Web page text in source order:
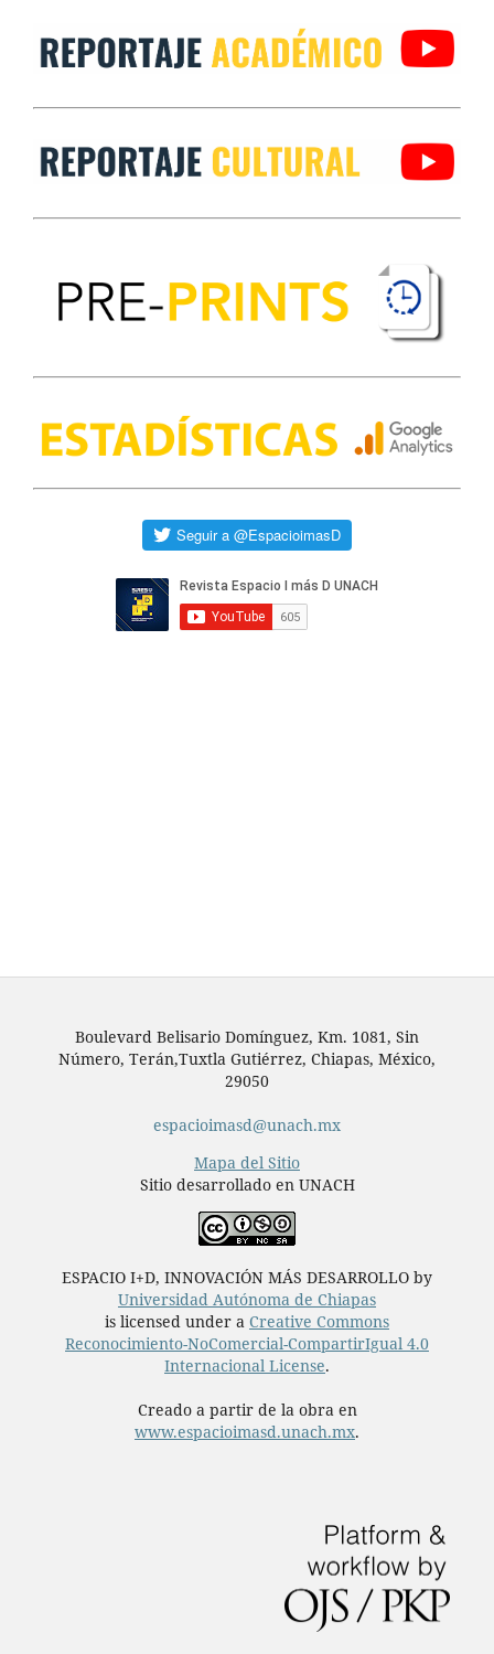
Boulevard Belisario Domínguez, Km. 1081, Sin
Número, Terán,Tuxtla Gutiérrez, Chiapas, México,
29050
espacioimasd@unach.mx
Mapa del Sitio
Sitio desarrollado en UNACH
ESPACIO I+D, INNOVACIÓN MÁS DESARROLLO by
Universidad Autónoma de Chiapas
is licensed under a Creative Commons
Reconocimiento-NoComercial-CompartirIgual 4.0
Internacional License.
Creado a partir de la obra en
www.espacioimasd.unach.mx.